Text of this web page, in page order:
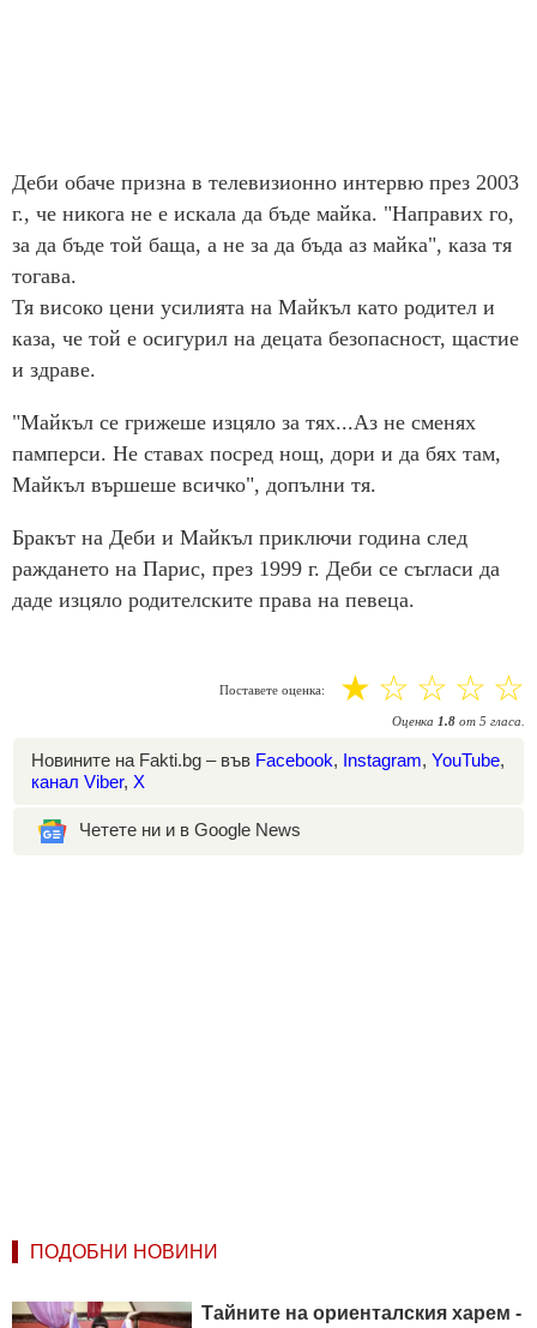
Деби обаче призна в телевизионно интервю през 2003
г., че никога не е искала да бъде майка. "Направих го,
за да бъде той баща, а не за да бъда аз майка", каза тя
тогава.
Тя високо цени усилията на Майкъл като родител и
каза, че той е осигурил на децата безопасност, щастие
и здраве.
"Майкъл се грижеше изцяло за тях...Аз не сменях
памперси. Не ставах посред нощ, дори и да бях там,
Майкъл вършеше всичко", допълни тя.
Бракът на Деби и Майкъл приключи година след
раждането на Парис, през 1999 г. Деби се съгласи да
даде изцяло родителските права на певеца.
Поставете оценка: ☆
☆
☆
☆
☆
Оценка 1.8 от 5 гласа.
Новините на Fakti.bg – във Facebook, Instagram, YouTube,
канал Viber, X
Четете ни и в Google News
ПОДОБНИ НОВИНИ
Тайните на ориенталския харем -